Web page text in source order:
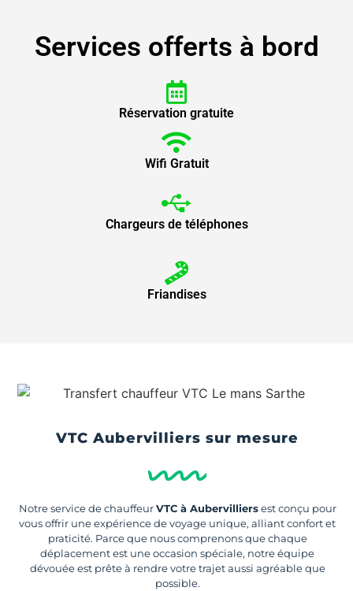
Services offerts à bord
Réservation gratuite
Wifi Gratuit
Chargeurs de téléphones
Friandises
VTC Aubervilliers sur mesure
Notre service de chauffeurVTC à Aubervilliersest conçu pour
vous offrir une expérience de voyage unique, alliant confort et
praticité. Parce que nous comprenons que chaque
déplacement est une occasion spéciale, notre équipe
dévouée est prête à rendre votre trajet aussi agréable que
possible.